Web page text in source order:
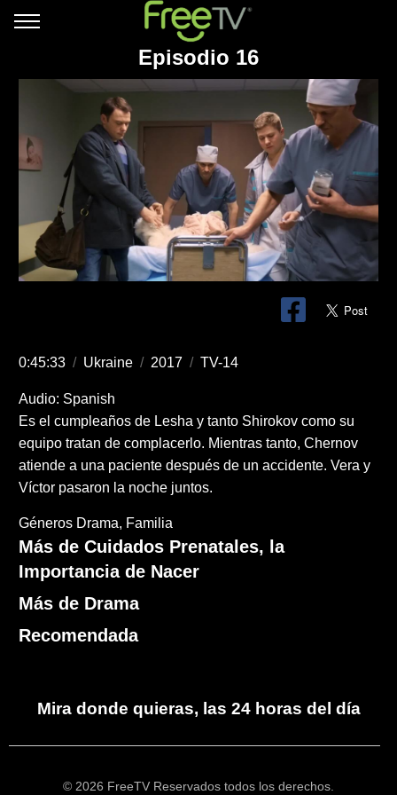
Episodio 16
0:45:33 / Ukraine / 2017 / TV-14
Audio: Spanish
Es el cumpleaños de Lesha y tanto Shirokov como su
equipo tratan de complacerlo. Mientras tanto, Chernov
atiende a una paciente después de un accidente. Vera y
Víctor pasaron la noche juntos.
Géneros Drama Familia
Más de Cuidados Prenatales, la
Importancia de Nacer
Más de Drama
Recomendada
Mira donde quieras, las 24 horas del día
© 2026 FreeTV Reservados todos los derechos.